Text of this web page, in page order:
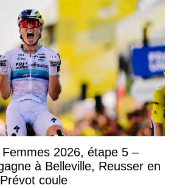
2026, étape 5 –
à Belleville, Reusser en
coule